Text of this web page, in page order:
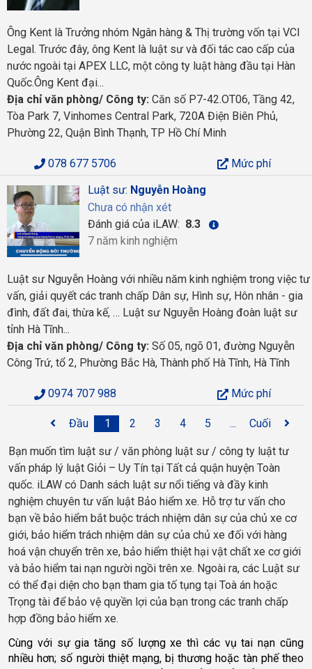
Ông Kent là Trưởng nhóm Ngân hàng & Thị trường vốn tại VCI
Legal. Trước đây, ông Kent là luật sư và đối tác cao cấp của
nước ngoài tại APEX LLC, một công ty luật hàng đầu tại Hàn
Quốc.Ông Kent đại...
Địa chỉ văn phòng/ Công ty: Căn số P7-42.OT06, Tầng 42,
Tòa Park 7, Vinhomes Central Park, 720A Điện Biên Phủ,
Phường 22, Quận Bình Thạnh, TP Hồ Chí Minh
078 677 5706
Mức phí
Luật sư: Nguyễn Hoàng
Chưa có nhận xét
Đánh giá của iLAW: 8.3
7 năm kinh nghiệm
Luật sư Nguyễn Hoàng với nhiều năm kinh nghiệm trong việc tư
vấn, giải quyết các tranh chấp Dân sự, Hình sự, Hôn nhân - gia
đình, đất đai, thừa kế, … Luật sư Nguyễn Hoàng đoàn luật sư
tỉnh Hà Tĩnh...
Địa chỉ văn phòng/ Công ty: Số 05, ngõ 01, đường Nguyễn
Công Trứ, tổ 2, Phường Bắc Hà, Thành phố Hà Tĩnh, Hà Tĩnh
0974 707 988 Mức phí
Đầu 1 2 3 4 5 ... Cuối
Bạn muốn tìm luật sư / văn phòng luật sư / công ty luật tư
vấn pháp lý luật Giỏi – Uy Tín tại Tất cả quận huyện Toàn
quốc. iLAW có Danh sách luật sư nổi tiếng và đầy kinh
nghiệm chuyên tư vấn luật Bảo hiểm xe. Hỗ trợ tư vấn cho
bạn về bảo hiểm bắt buộc trách nhiệm dân sự của chủ xe cơ
giới, bảo hiểm trách nhiệm dân sự của chủ xe đối với hàng
hoá vận chuyển trên xe, bảo hiểm thiệt hại vật chất xe cơ giới
và bảo hiểm tai nạn người ngồi trên xe. Ngoài ra, các Luật sư
có thể đại diện cho bạn tham gia tố tụng tại Toà án hoặc
Trọng tài để bảo vệ quyền lợi của bạn trong các tranh chấp
hợp đồng bảo hiểm xe.
Cùng với sự gia tăng số lượng xe thì các vụ tai nạn cũng
nhiều hơn; số người thiệt mạng, bị thương hoặc tàn phế theo